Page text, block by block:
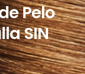
Pelo
SIN